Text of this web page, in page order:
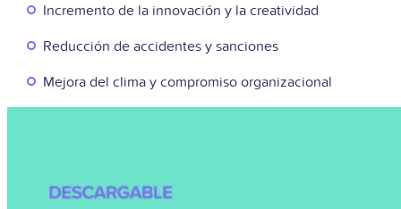
Incremento de la innovación y la creatividad
Reducción de accidentes y sanciones
Mejora del clima y compromiso organizacional